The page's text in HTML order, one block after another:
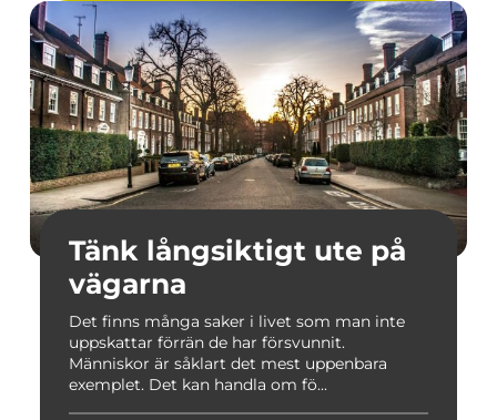
Tänk långsiktigt ute på
vägarna
Det finns många saker i livet som man inte
uppskattar förrän de har försvunnit.
Människor är såklart det mest uppenbara
exemplet. Det kan handla om fö...